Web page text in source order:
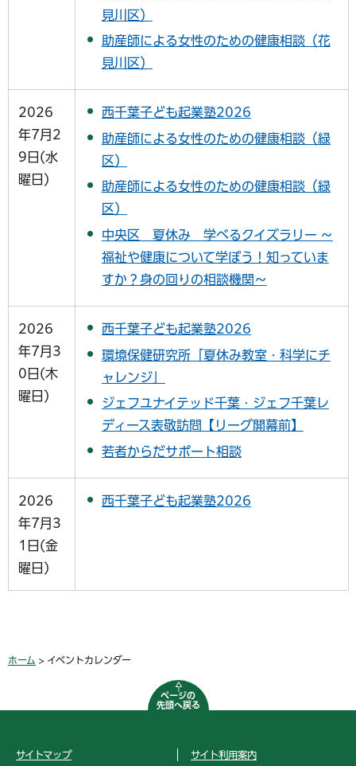
見川区）
助産師による女性のための健康相談（花
見川区）
2026
年7月2
9日(水
曜日)
西千葉子ども起業塾2026
助産師による女性のための健康相談（緑
区）
助産師による女性のための健康相談（緑
区）
中央区 夏休み 学べるクイズラリー ～
福祉や健康について学ぼう！知っていま
すか？身の回りの相談機関～
2026
年7月3
0日(木
曜日)
西千葉子ども起業塾2026
環境保健研究所「夏休み教室・科学にチ
ャレンジ」
ジェフユナイテッド千葉・ジェフ千葉レ
ディース表敬訪問【リーグ開幕前】
若者からだサポート相談
2026
年7月3
1日(金
曜日)
西千葉子ども起業塾2026
ホーム > イベントカレンダー
ページの
先頭へ戻る
サイトマップ サイト利用案内